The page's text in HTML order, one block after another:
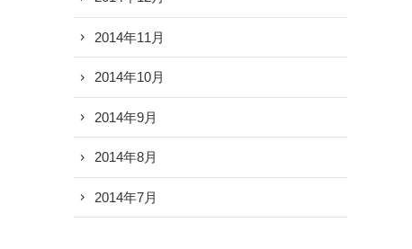
2014年11月
2014年10月
2014年9月
2014年8月
2014年7月